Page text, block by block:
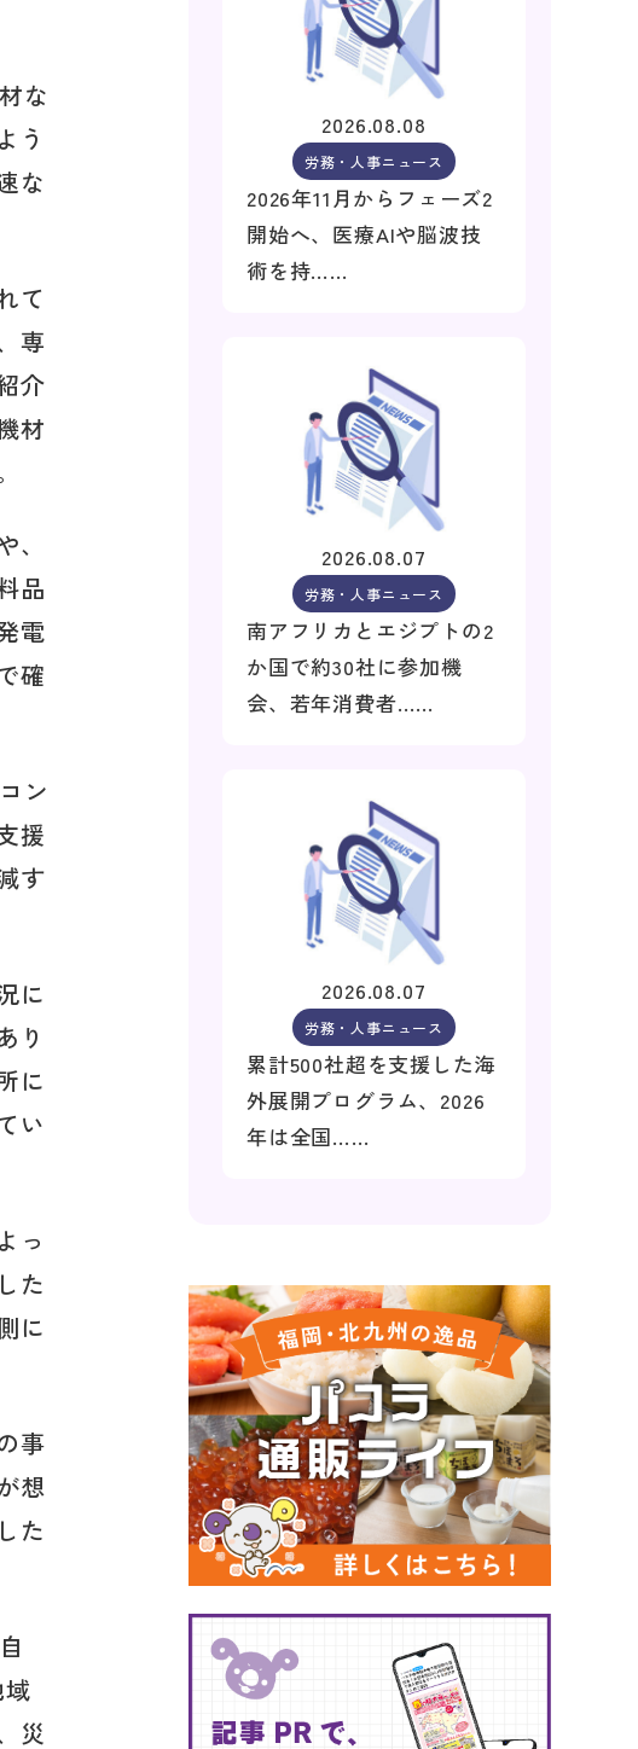
な
う
な
て
専
介
材
品
電
確
ン
援
す
に
り
に
い
っ
た
に
事
想
た
災
2026.08.08
労務・人事ニュース
2026年11月からフェーズ2
開始へ、医療AIや脳波技
術を持……
2026.08.07
労務・人事ニュース
南アフリカとエジプトの2
か国で約30社に参加機
会、若年消費者……
2026.08.07
労務・人事ニュース
累計500社超を支援した海
外展開プログラム、2026
年は全国……